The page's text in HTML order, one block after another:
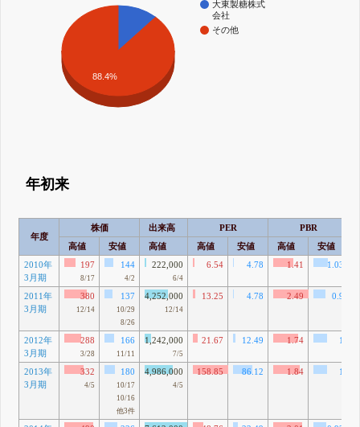
大東製糖株式
会社
その他
88.4%
年初来
年度
株価 出来高 PER
PBR
高値
安値 高値 高値 安値 高値 安値
2010年
3月期
197
8/17
144
4/2
222,000
6/4
6.54 4.78 1.41 1.03
2011年
3月期
380
12/14
137
10/29
8/26
4,252,000
12/14
13.25 4.78 2.49 0.9
2012年
3月期
288
3/28
166
11/11
1,242,000
7/5
21.67 12.49 1.74
1
2013年
3月期
332
4/5
180
10/17
10/16
他3件
4,986,000
4/5
158.85 86.12 1.84
1